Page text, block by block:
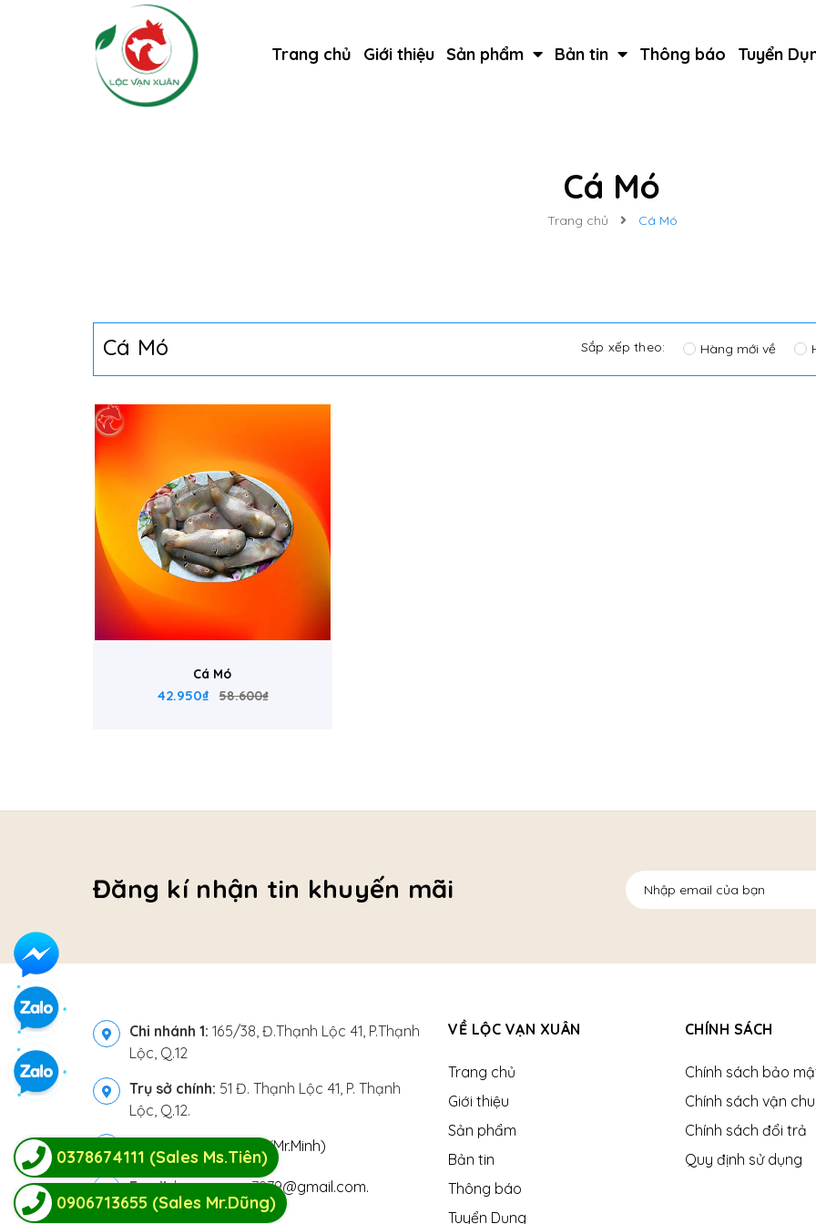
Trang chủ Giới thiệu Sản phẩm Bản tin Thông báo Tuyển
Cá Mó
Trang chủ Cá Mó
Cá Mó Sắp xếp theo: Hàng mới về
Cá Mó
42.950₫ 58.600₫
Đăng kí nhận tin khuyến mãi
Chi nhánh 1: 165/38, Đ.Thạnh Lộc 41, P.Thạnh
Lộc, Q.12
Trụ sở chính: 51 Đ. Thạnh Lộc 41, P. Thạnh
Lộc, Q.12.
Hotline:
0903814111 (Mr.Minh)
Email:locvanxuan7979@gmail.com.
VỀ LỘC VẠN XUÂN
Trang chủ
Giới thiệu
Sản phẩm
Bản tin
Thông báo
Tuyển Dụng
CHÍNH SÁCH
Chính sách bảo
Chính sách vận
Chính sách đổi trả
Quy định sử dụng
0906713655 (Sales Mr.Dũng)
0378674111 (Sales Ms.Tiên)